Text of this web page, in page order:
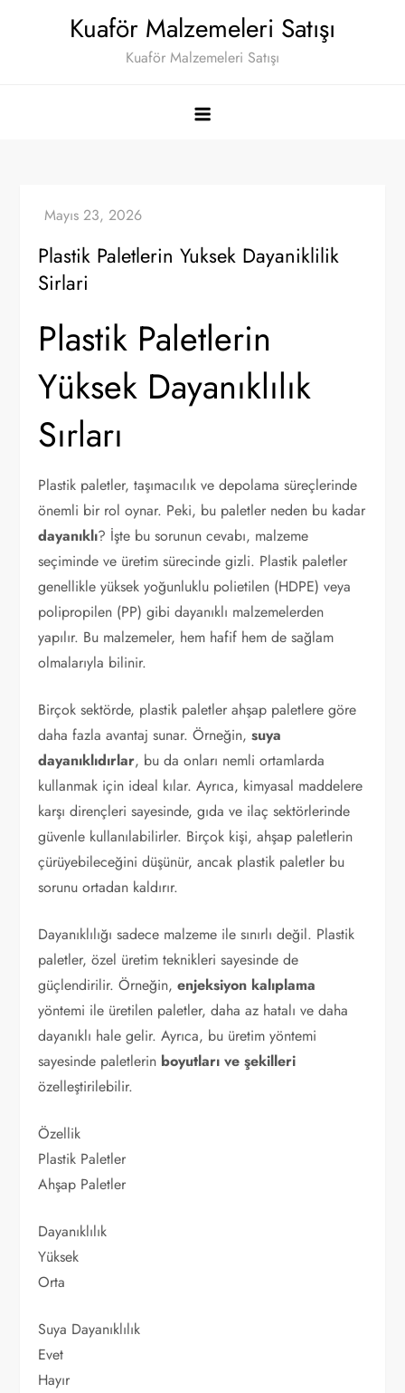
Kuaför Malzemeleri Satışı
Kuaför Malzemeleri Satışı
Plastik Paletlerin Yuksek Dayaniklilik
Sirlari
Plastik Paletlerin
Yüksek Dayanıklılık
Sırları
Plastik paletler, taşımacılık ve depolama süreçlerinde
önemli bir rol oynar. Peki, bu paletler neden bu kadar
dayanıklı? İşte bu sorunun cevabı, malzeme
seçiminde ve üretim sürecinde gizli. Plastik paletler
genellikle yüksek yoğunluklu polietilen (HDPE) veya
polipropilen (PP) gibi dayanıklı malzemelerden
yapılır. Bu malzemeler, hem hafif hem de sağlam
olmalarıyla bilinir.
Birçok sektörde, plastik paletler ahşap paletlere göre
daha fazla avantaj sunar. Örneğin,suya
dayanıklıdırlar, bu da onları nemli ortamlarda
kullanmak için ideal kılar. Ayrıca, kimyasal maddelere
karşı dirençleri sayesinde, gıda ve ilaç sektörlerinde
güvenle kullanılabilirler. Birçok kişi, ahşap paletlerin
çürüyebileceğini düşünür, ancak plastik paletler bu
sorunu ortadan kaldırır.
Dayanıklılığı sadece malzeme ile sınırlı değil. Plastik
paletler, özel üretim teknikleri sayesinde de
güçlendirilir. Örneğin,enjeksiyon kalıplama
yöntemi ile üretilen paletler, daha az hatalı ve daha
dayanıklı hale gelir. Ayrıca, bu üretim yöntemi
sayesinde paletlerin boyutları ve şekilleri
özelleştirilebilir.
Özellik
Plastik Paletler
Ahşap Paletler
Dayanıklılık
Yüksek
Orta
Suya Dayanıklılık
Evet
Hayır